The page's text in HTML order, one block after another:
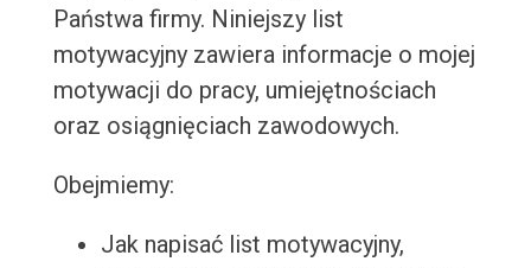
Państwa firmy. Niniejszy list
motywacyjny zawiera informacje o mojej
motywacji do pracy, umiejętnościach
oraz osiągnięciach zawodowych.
Obejmiemy:
Jak napisać list motywacyjny,